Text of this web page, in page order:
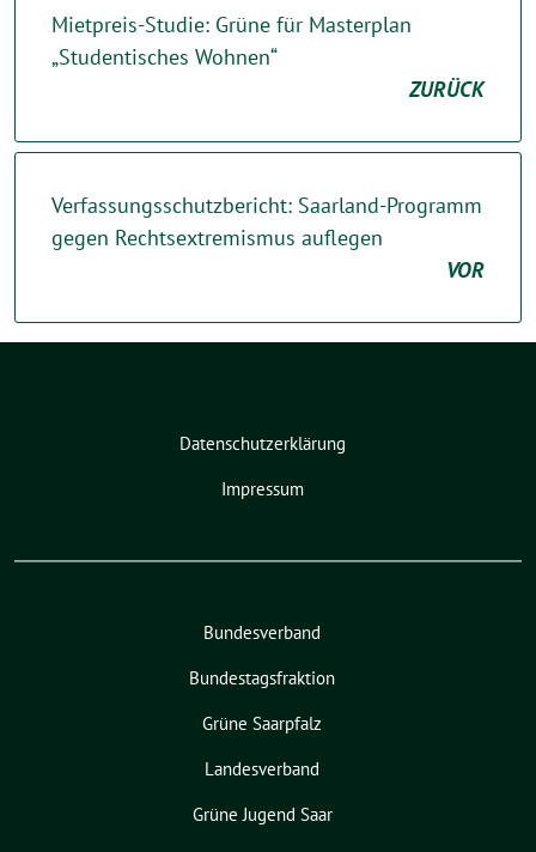
Mietpreis-Studie: Grüne für Masterplan
„Studentisches Wohnen“
ZURÜCK
Verfassungsschutzbericht: Saarland-Programm
gegen Rechtsextremismus auflegen
VOR
Datenschutzerklärung
Impressum
Bundesverband
Bundestagsfraktion
Grüne Saarpfalz
Landesverband
Grüne Jugend Saar